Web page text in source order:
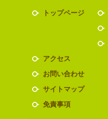
トップページ
アクセス
お問い合わせ
サイトマップ
免責事項